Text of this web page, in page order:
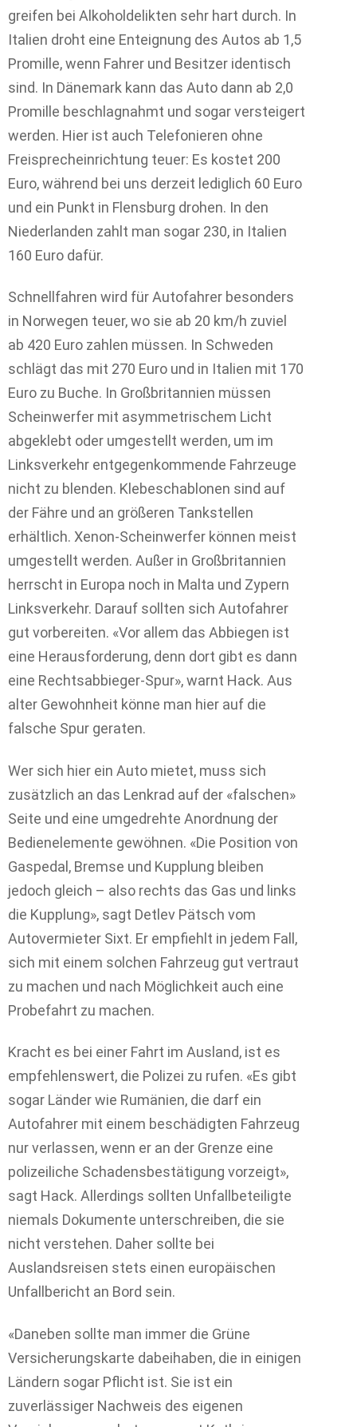
greifen bei Alkoholdelikten sehr hart durch. In
Italien droht eine Enteignung des Autos ab 1,5
Promille, wenn Fahrer und Besitzer identisch
sind. In Dänemark kann das Auto dann ab 2,0
Promille beschlagnahmt und sogar versteigert
werden. Hier ist auch Telefonieren ohne
Freisprecheinrichtung teuer: Es kostet 200
Euro, während bei uns derzeit lediglich 60 Euro
und ein Punkt in Flensburg drohen. In den
Niederlanden zahlt man sogar 230, in Italien
160 Euro dafür.
Schnellfahren wird für Autofahrer besonders
in Norwegen teuer, wo sie ab 20 km/h zuviel
ab 420 Euro zahlen müssen. In Schweden
schlägt das mit 270 Euro und in Italien mit 170
Euro zu Buche. In Großbritannien müssen
Scheinwerfer mit asymmetrischem Licht
abgeklebt oder umgestellt werden, um im
Linksverkehr entgegenkommende Fahrzeuge
nicht zu blenden. Klebeschablonen sind auf
der Fähre und an größeren Tankstellen
erhältlich. Xenon-Scheinwerfer können meist
umgestellt werden. Außer in Großbritannien
herrscht in Europa noch in Malta und Zypern
Linksverkehr. Darauf sollten sich Autofahrer
gut vorbereiten. «Vor allem das Abbiegen ist
eine Herausforderung, denn dort gibt es dann
eine Rechtsabbieger-Spur», warnt Hack. Aus
alter Gewohnheit könne man hier auf die
falsche Spur geraten.
Wer sich hier ein Auto mietet, muss sich
zusätzlich an das Lenkrad auf der «falschen»
Seite und eine umgedrehte Anordnung der
Bedienelemente gewöhnen. «Die Position von
Gaspedal, Bremse und Kupplung bleiben
jedoch gleich – also rechts das Gas und links
die Kupplung», sagt Detlev Pätsch vom
Autovermieter Sixt. Er empfiehlt in jedem Fall,
sich mit einem solchen Fahrzeug gut vertraut
zu machen und nach Möglichkeit auch eine
Probefahrt zu machen.
Kracht es bei einer Fahrt im Ausland, ist es
empfehlenswert, die Polizei zu rufen. «Es gibt
sogar Länder wie Rumänien, die darf ein
Autofahrer mit einem beschädigten Fahrzeug
nur verlassen, wenn er an der Grenze eine
polizeiliche Schadensbestätigung vorzeigt»,
sagt Hack. Allerdings sollten Unfallbeteiligte
niemals Dokumente unterschreiben, die sie
nicht verstehen. Daher sollte bei
Auslandsreisen stets einen europäischen
Unfallbericht an Bord sein.
«Daneben sollte man immer die Grüne
Versicherungskarte dabeihaben, die in einigen
Ländern sogar Pflicht ist. Sie ist ein
zuverlässiger Nachweis des eigenen